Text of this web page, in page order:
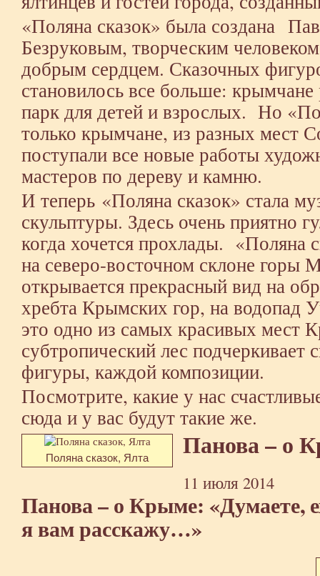
«Поляна сказок» была создана
Безруковым, творческим
добрым сердцем. Сказочных
становилось все больше:
парк для детей и взрослых. Но
только крымчане, из разных мест
поступали все новые работы
мастеров по дереву и камню.
И теперь «Поляна сказок» стала
скульптуры. Здесь очень приятно
когда хочется прохлады. «Поляна
на северо-восточном склоне
открывается прекрасный вид на
хребта Крымских гор, на водопад
это одно из самых красивых мест
субтропический лес подчеркивает
фигуры, каждой композиции.
Посмотрите, какие у нас
сюда и у вас будут такие же.
Поляна сказок, Ялта Панова – о
11 июля 2014
Панова – о Крыме: «Думаете,
я вам расскажу…»